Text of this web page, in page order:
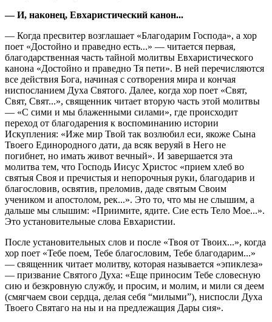
— И, наконец, Евхаристический канон...
— Когда пресвитер возглашает «Благодарим Господа», а хор
поет «Достойно и праведно есть...» — читается первая,
благодарственная часть тайной молитвы Евхаристического
канона «Достойно и праведно Тя пети». В ней перечисляются
все действия Бога, начиная с сотворения мира и кончая
ниспосланием Духа Святого. Далее, когда хор поет «Свят,
Свят, Свят...», священник читает вторую часть этой молитвы
— «С сими и мы блаженными силами», где происходит
переход от благодарения к воспоминанию истории
Искупления: «Иже мир Твой так возлюбил еси, якоже Сына
Твоего Единородного дати, да всяк веруяй в Него не
погибнет, но имать живот вечный». И завершается эта
молитва тем, что Господь Иисус Христос «прием хлеб во
святыя Своя и пречистыя и непорочныя руки, благодарив и
благословив, освятив, преломив, даде святым Своим
учеником и апостолом, рек...». Это то, что мы не слышим, а
дальше мы слышим: «Приимите, ядите. Сие есть Тело Мое...».
Это установительные слова Евхаристии.
После установительных слов и после «Твоя от Твоих...», когда
хор поет «Тебе поем, Тебе благословим, Тебе благодарим...»
— священник читает молитву, которая называется «эпиклеза»
— призвание Святого Духа: «Еще приносим Тебе словесную
сию и безкровную службу, и просим, и молим, и мили ся деем
(смягчаем свои сердца, делая себя “милыми”), ниспосли Духа
Твоего Святаго на ны и на предлежащия Дары сия».